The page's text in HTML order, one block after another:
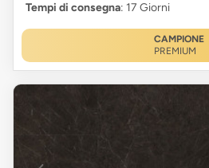
Tempi di consegna: 17 Giorni
CAMPIONE
PREMIUM